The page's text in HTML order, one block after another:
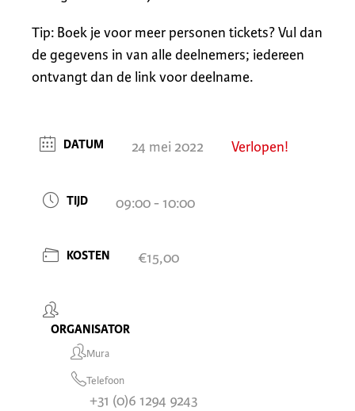
Tip: Boek je voor meer personen tickets? Vul dan
de gegevens in van alle deelnemers; iedereen
ontvangt dan de link voor deelname.
DATUM 24 mei 2022 Verlopen!
TIJD 09:00 - 10:00
KOSTEN €15,00
ORGANISATOR
Mura
Telefoon
+31 (0)6 1294 9243